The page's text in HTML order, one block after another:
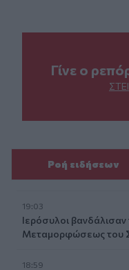
Γίνε ο
Ροή ειδήσεων
19:03
Ιερόσυλοι
Μεταμορφώσεως του
18:59